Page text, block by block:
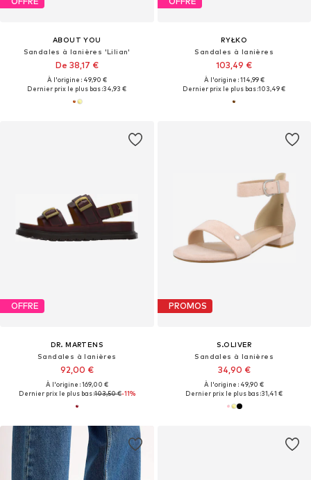
ABOUT YOU
Sandales à lanières 'Lilian'
De 38,17 €
À l'origine : 49,90 €
Dernier prix le plus bas :34,93 €
RYŁKO
Sandales à lanières
103,49 €
À l'origine : 114,99 €
Dernier prix le plus bas :103,49 €
OFFRE
DR. MARTENS
Sandales à lanières
92,00 €
À l'origine : 169,00 €
Dernier prix le plus bas :103,50 €-11%
PROMOS
S.OLIVER
Sandales à lanières
34,90 €
À l'origine : 49,90 €
Dernier prix le plus bas :31,41 €